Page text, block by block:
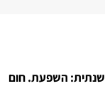
השפעת. חום